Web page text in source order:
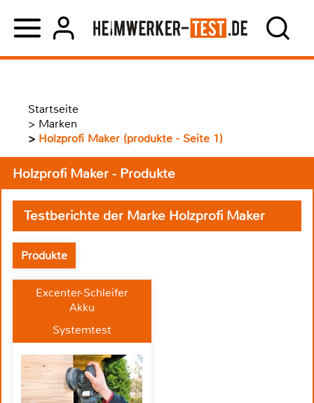
Startseite
> Marken
> Holzprofi Maker (produkte - Seite 1)
Holzprofi Maker - Produkte
Testberichte der Marke Holzprofi Maker
Produkte
Excenter-Schleifer
Akku
Systemtest